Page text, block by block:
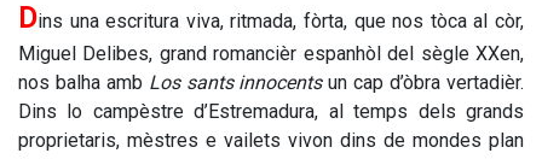
Dins una escritura viva, ritmada, fòrta, que nos tòca al còr,
Miguel Delibes, grand romancièr espanhòl del sègle XXen,
nos balha amb Los sants innocentsun cap d’òbra vertadièr.
Dins lo campèstre d’Estremadura, al temps dels grands
proprietaris, mèstres e vailets vivon dins de mondes plan